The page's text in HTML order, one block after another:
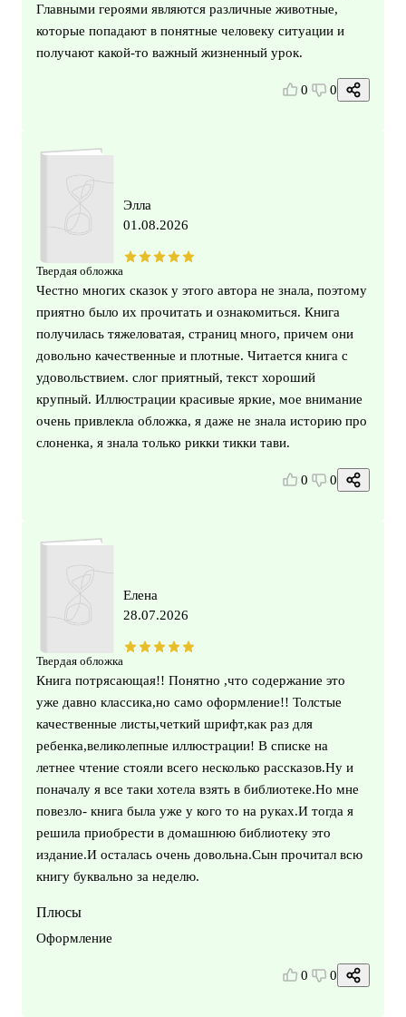
Главными героями являются различные животные,
которые попадают в понятные человеку ситуации и
получают какой-то важный жизненный урок.
0 0
Твердая обложка
Элла
01.08.2026
Честно многих сказок у этого автора не знала, поэтому
приятно было их прочитать и ознакомиться. Книга
получилась тяжеловатая, страниц много, причем они
довольно качественные и плотные. Читается книга с
удовольствием. слог приятный, текст хороший
крупный. Иллюстрации красивые яркие, мое внимание
очень привлекла обложка, я даже не знала историю про
слоненка, я знала только рикки тикки тави.
0 0
Твердая обложка
Елена
28.07.2026
Книга потрясающая!! Понятно ,что содержание это
уже давно классика,но само оформление!! Толстые
качественные листы,четкий шрифт,как раз для
ребенка,великолепные иллюстрации! В списке на
летнее чтение стояли всего несколько рассказов.Ну и
поначалу я все таки хотела взять в библиотеке.Но мне
повезло- книга была уже у кого то на руках.И тогда я
решила приобрести в домашнюю библиотеку это
издание.И осталась очень довольна.Сын прочитал всю
книгу буквально за неделю.
Плюсы
Оформление
0 0